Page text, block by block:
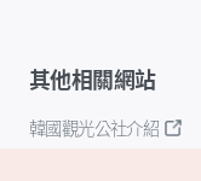
其他相關網站
韓國觀光公社介紹